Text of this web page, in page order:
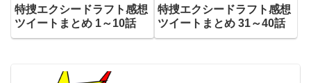
特捜エクシードラフト感想
ツイートまとめ 1～10話
特捜エクシードラフト感想
ツイートまとめ 31～40話